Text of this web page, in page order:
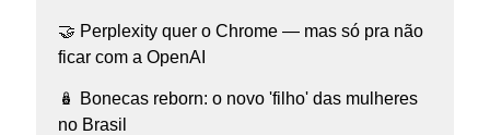
🤝 Perplexity quer o Chrome — mas só pra não
ficar com a OpenAI
🪆 Bonecas reborn: o novo 'filho' das mulheres
no Brasil